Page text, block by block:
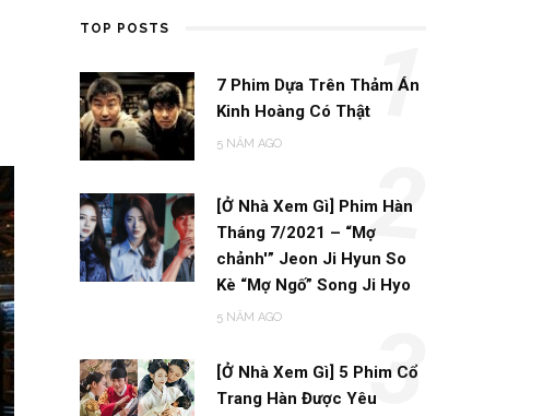
TOP POSTS
7 Phim Dựa Trên Thảm Án
Kinh Hoàng Có Thật
5 NĂM AGO
1
[Ở Nhà Xem Gì] Phim Hàn
Tháng 7/2021 – “Mợ
chảnh'” Jeon Ji Hyun So
Kè “Mợ Ngố” Song Ji Hyo
5 NĂM AGO
2
[Ở Nhà Xem Gì] 5 Phim Cổ
Trang Hàn Được Yêu3